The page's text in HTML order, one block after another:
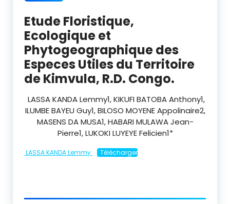
Etude Floristique,
Ecologique et
Phytogeographique des
Especes Utiles du Territoire
de Kimvula, R.D. Congo.
LASSA KANDA Lemmy1, KIKUFI BATOBA Anthony1,
ILUMBE BAYEU Guy1, BILOSO MOYENE Appolinaire2,
MASENS DA MUSA1, HABARI MULAWA Jean-
Pierre1, LUKOKI LUYEYE Felicien1*
LASSA KANDA Lemmy Télécharger